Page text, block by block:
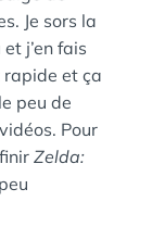
Je sors la
j’en fais
rapide et ça
peu de
Pour
Zelda: